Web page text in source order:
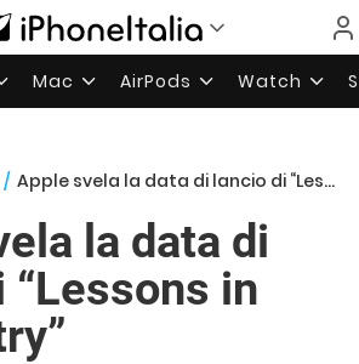
Mac AirPods Watch
/ Apple svela la data di lancio di “Lessons in Chemistry”
la data di
“Lessons in